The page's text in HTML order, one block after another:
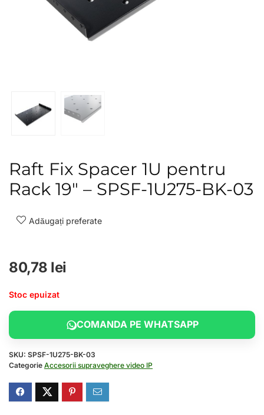
Raft Fix Spacer 1U pentru
Rack 19″ – SPSF-1U275-BK-03
Adăugați preferate
80,78 lei
Stoc epuizat
COMANDA PE WHATSAPP
SKU: SPSF-1U275-BK-03
Categorie Accesorii supraveghere video IP